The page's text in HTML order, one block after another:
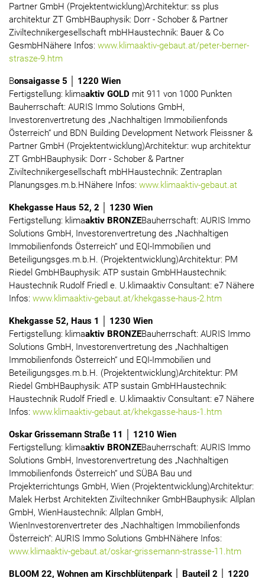
Partner GmbH (Projektentwicklung)Architektur: ss plus
architektur ZT GmbHBauphysik: Dorr - Schober & Partner
Ziviltechnikergesellschaft mbHHaustechnik: Bauer & Co
GesmbHNähere Infos: www.klimaaktiv-gebaut.at/peter-berner-
strasze-9.htm
Bonsaigasse 5 │ 1220 Wien
Fertigstellung: klimaaktiv GOLD mit 911 von 1000 Punkten
Bauherrschaft: AURIS Immo Solutions GmbH,
Investorenvertretung des „Nachhaltigen Immobilienfonds
Österreich“ und BDN Building Development Network Fleissner &
Partner GmbH (Projektentwicklung)Architektur: wup architektur
ZT GmbHBauphysik: Dorr - Schober & Partner
Ziviltechnikergesellschaft mbHHaustechnik: Zentraplan
Planungsges.m.b.HNähere Infos: www.klimaaktiv-gebaut.at
Khekgasse Haus 52, 2 │ 1230 Wien
Fertigstellung: klimaaktiv BRONZEBauherrschaft: AURIS Immo
Solutions GmbH, Investorenvertretung des „Nachhaltigen
Immobilienfonds Österreich“ und EQI-Immobilien und
Beteiligungsges.m.b.H. (Projektentwicklung)Architektur: PM
Riedel GmbHBauphysik: ATP sustain GmbHHaustechnik:
Haustechnik Rudolf Friedl e. U.klimaaktiv Consultant: e7 Nähere
Infos: www.klimaaktiv-gebaut.at/khekgasse-haus-2.htm
Khekgasse 52, Haus 1 │ 1230 Wien
Fertigstellung: klimaaktiv BRONZEBauherrschaft: AURIS Immo
Solutions GmbH, Investorenvertretung des „Nachhaltigen
Immobilienfonds Österreich“ und EQI-Immobilien und
Beteiligungsges.m.b.H. (Projektentwicklung)Architektur: PM
Riedel GmbHBauphysik: ATP sustain GmbHHaustechnik:
Haustechnik Rudolf Friedl e. U.klimaaktiv Consultant: e7 Nähere
Infos: www.klimaaktiv-gebaut.at/khekgasse-haus-1.htm
Oskar Grissemann Straße 11 │ 1210 Wien
Fertigstellung: klimaaktiv BRONZEBauherrschaft: AURIS Immo
Solutions GmbH, Investorenvertretung des „Nachhaltigen
Immobilienfonds Österreich“ und SÜBA Bau und
Projekterrichtungs GmbH, Wien (Projektentwicklung)Architektur:
Malek Herbst Architekten Ziviltechniker GmbHBauphysik: Allplan
GmbH, WienHaustechnik: Allplan GmbH,
WienInvestorenvertreter des „Nachhaltigen Immobilienfonds
Österreich“: AURIS Immo Solutions GmbHNähere Infos:
www.klimaaktiv-gebaut.at/oskar-grissemann-strasse-11.htm
BLOOM 22, Wohnen am Kirschblütenpark │ Bauteil 2 │ 1220